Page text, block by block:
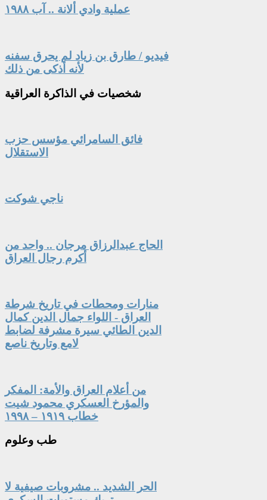
عملية وادي ألانة .. آب ١٩٨٨
فيديو / طارق بن زياد لم يحرق سفنه
لأنه أذكى من ذلك
شخصيات في الذاكرة العراقية
فائق السامرائي مؤسس حزب
الاستقلال
ناجي شوكت
الحاج عبدالرزاق مرجان .. واحد من
أكرم رجال العراق
منارات ومحطات في تاريخ شرطة
العراق - اللواء جمال الدين كمال
الدين الطائي سيرة مشرفة لضابط
لامع وتاريخ ناصع
من أعلام العراق والأمة: المفكر
والمؤرخ العسكري محمود شيت
خطاب ١٩١٩ – ١٩٩٨
طب وعلوم
الحر الشديد .. مشروبات صيفية لا